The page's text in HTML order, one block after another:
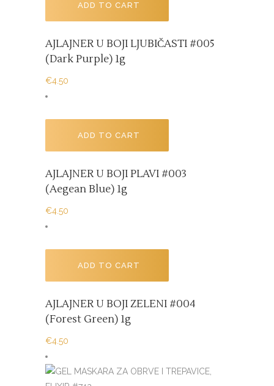
ADD TO CART
AJLAJNER U BOJI LJUBIČASTI #005
(dark Purple) 1g
€4.50
ADD TO CART
AJLAJNER U BOJI PLAVI #003
(aegean Blue) 1g
€4.50
ADD TO CART
AJLAJNER U BOJI ZELENI #004
(forest Green) 1g
€4.50